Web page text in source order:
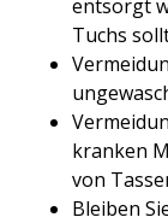
entsorgt
Tuchs
kranken
von
Bleiben